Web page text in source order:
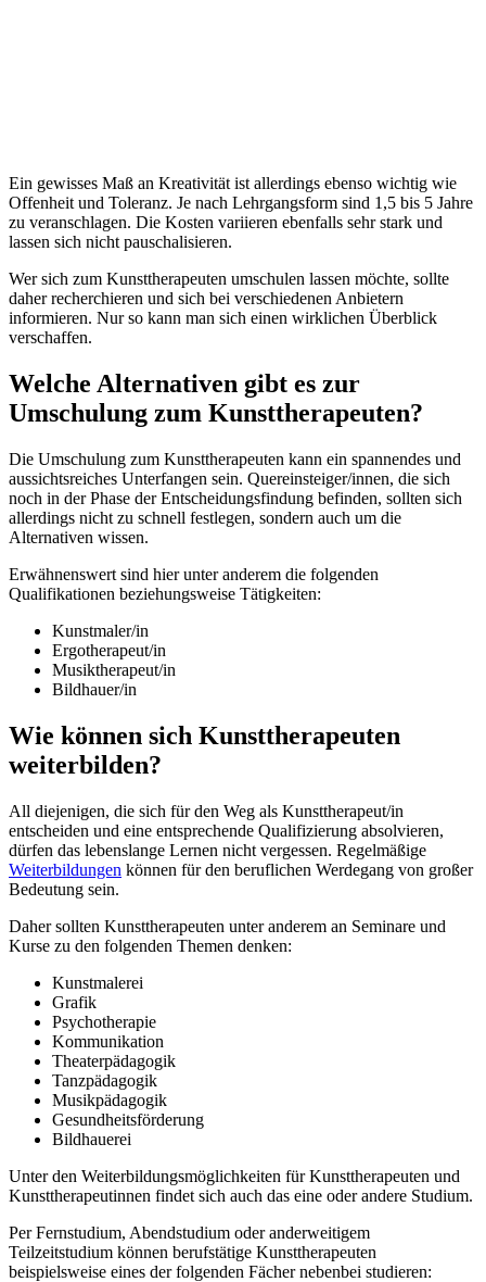
Ein gewisses Maß an Kreativität ist allerdings ebenso wichtig wie
Offenheit und Toleranz. Je nach Lehrgangsform sind 1,5 bis 5 Jahre
zu veranschlagen. Die Kosten variieren ebenfalls sehr stark und
lassen sich nicht pauschalisieren.
Wer sich zum Kunsttherapeuten umschulen lassen möchte, sollte
daher recherchieren und sich bei verschiedenen Anbietern
informieren. Nur so kann man sich einen wirklichen Überblick
verschaffen.
Welche Alternativen gibt es zur
Umschulung zum Kunsttherapeuten?
Die Umschulung zum Kunsttherapeuten kann ein spannendes und
aussichtsreiches Unterfangen sein. Quereinsteiger/innen, die sich
noch in der Phase der Entscheidungsfindung befinden, sollten sich
allerdings nicht zu schnell festlegen, sondern auch um die
Alternativen wissen.
Erwähnenswert sind hier unter anderem die folgenden
Qualifikationen beziehungsweise Tätigkeiten:
Kunstmaler/in
Ergotherapeut/in
Musiktherapeut/in
Bildhauer/in
Wie können sich Kunsttherapeuten
weiterbilden?
All diejenigen, die sich für den Weg als Kunsttherapeut/in
entscheiden und eine entsprechende Qualifizierung absolvieren,
dürfen das lebenslange Lernen nicht vergessen. Regelmäßige
Weiterbildungen können für den beruflichen Werdegang von großer
Bedeutung sein.
Daher sollten Kunsttherapeuten unter anderem an Seminare und
Kurse zu den folgenden Themen denken:
Kunstmalerei
Grafik
Psychotherapie
Kommunikation
Theaterpädagogik
Tanzpädagogik
Musikpädagogik
Gesundheitsförderung
Bildhauerei
Unter den Weiterbildungsmöglichkeiten für Kunsttherapeuten und
Kunsttherapeutinnen findet sich auch das eine oder andere Studium.
Per Fernstudium, Abendstudium oder anderweitigem
Teilzeitstudium können berufstätige Kunsttherapeuten
beispielsweise eines der folgenden Fächer nebenbei studieren: